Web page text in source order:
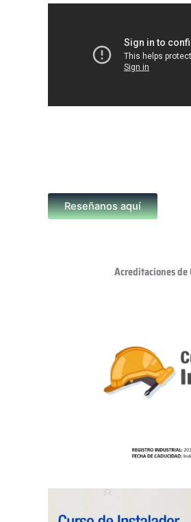
Reseñanos aquí
Acreditaciones